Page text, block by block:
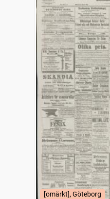
[omärkt], Göteborg